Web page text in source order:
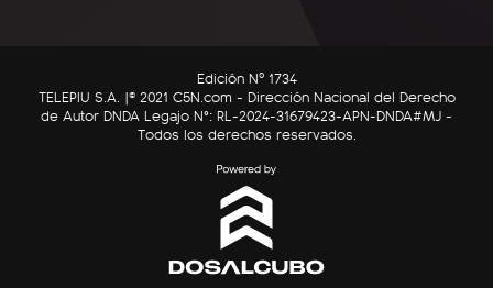
C5N Autos
RatingCero
Edición Nº 1734
TELEPIU S.A. |© 2021 C5N.com - Dirección Nacional del Derecho
de Autor DNDA Legajo N°: RL-2024-31679423-APN-DNDA#MJ -
Todos los derechos reservados.